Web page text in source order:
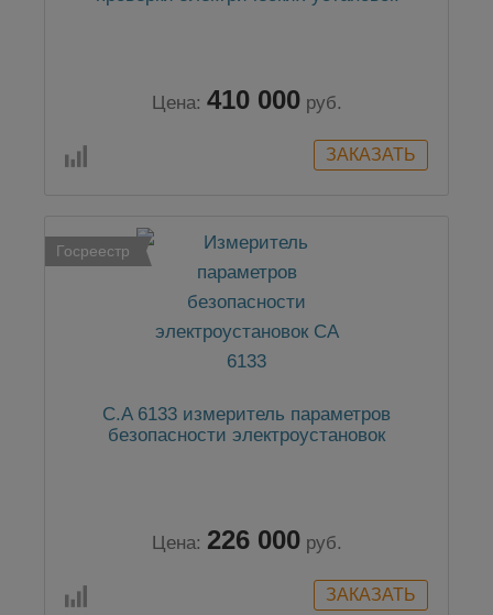
Цена: 410 000 руб.
Госреестр
C.A 6133 измеритель параметров
безопасности электроустановок
Цена: 226 000 руб.